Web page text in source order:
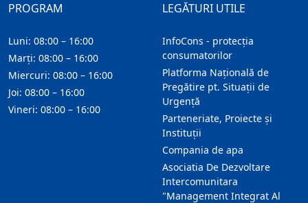
LEGĂTURI UTILE
InfoCons - protecția
consumatorilor
Platforma Națională de
Pregătire pt. Situații de
Urgență
Parteneriate, Proiecte și
Instituții
Compania de apa
Asociatia De Dezvoltare
Intercomunitara
"Management Integrat Al
PROGRAM
Luni: 08:00 – 16:00
Marți: 08:00 – 16:00
Miercuri: 08:00 – 16:00
Joi: 08:00 – 16:00
Vineri: 08:00 – 16:00